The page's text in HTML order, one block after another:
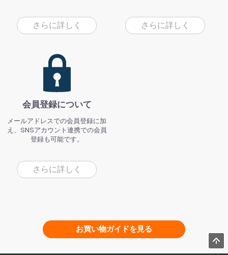
さらに詳しく さらに詳しく
会員登録について
メールアドレスでの会員登録に加
え、SNSアカウント連携での会員
登録も可能です。
さらに詳しく
お買い物ガイドを見る